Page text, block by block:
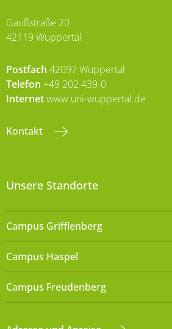
Gaußstraße 20
42119 Wuppertal
Postfach 42097 Wuppertal
Telefon +49 202 439-0
Internetwww.uni-wuppertal.de
Kontakt
Unsere Standorte
Campus Grifflenberg
Campus Haspel
Campus Freudenberg